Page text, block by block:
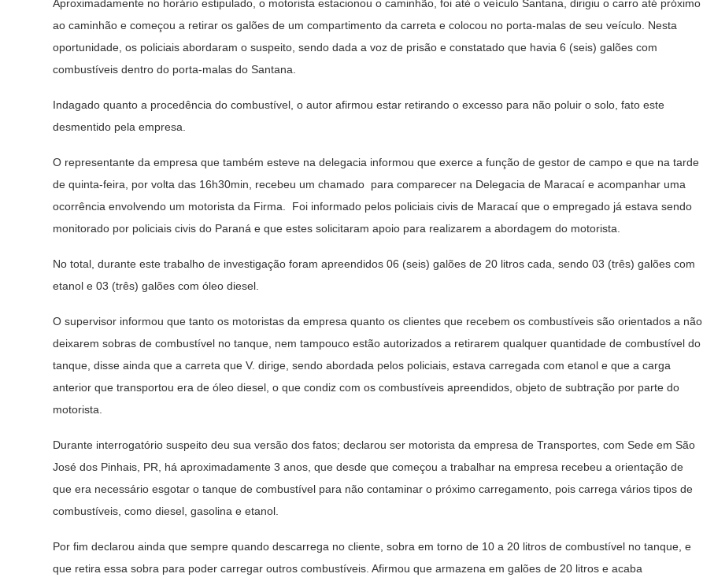
Aproximadamente no horário estipulado, o motorista estacionou o caminhão, foi até o veículo Santana, dirigiu o carro até próximo
ao caminhão e começou a retirar os galões de um compartimento da carreta e colocou no porta-malas de seu veículo. Nesta
oportunidade, os policiais abordaram o suspeito, sendo dada a voz de prisão e constatado que havia 6 (seis) galões com
combustíveis dentro do porta-malas do Santana.
Indagado quanto a procedência do combustível, o autor afirmou estar retirando o excesso para não poluir o solo, fato este
desmentido pela empresa.
O representante da empresa que também esteve na delegacia informou que exerce a função de gestor de campo e que na tarde
de quinta-feira, por volta das 16h30min, recebeu um chamado para comparecer na Delegacia de Maracaí e acompanhar uma
ocorrência envolvendo um motorista da Firma. Foi informado pelos policiais civis de Maracaí que o empregado já estava sendo
monitorado por policiais civis do Paraná e que estes solicitaram apoio para realizarem a abordagem do motorista.
No total, durante este trabalho de investigação foram apreendidos 06 (seis) galões de 20 litros cada, sendo 03 (três) galões com
etanol e 03 (três) galões com óleo diesel.
O supervisor informou que tanto os motoristas da empresa quanto os clientes que recebem os combustíveis são orientados a não
deixarem sobras de combustível no tanque, nem tampouco estão autorizados a retirarem qualquer quantidade de combustível do
tanque, disse ainda que a carreta que V. dirige, sendo abordada pelos policiais, estava carregada com etanol e que a carga
anterior que transportou era de óleo diesel, o que condiz com os combustíveis apreendidos, objeto de subtração por parte do
motorista.
Durante interrogatório suspeito deu sua versão dos fatos; declarou ser motorista da empresa de Transportes, com Sede em São
José dos Pinhais, PR, há aproximadamente 3 anos, que desde que começou a trabalhar na empresa recebeu a orientação de
que era necessário esgotar o tanque de combustível para não contaminar o próximo carregamento, pois carrega vários tipos de
combustíveis, como diesel, gasolina e etanol.
Por fim declarou ainda que sempre quando descarrega no cliente, sobra em torno de 10 a 20 litros de combustível no tanque, e
que retira essa sobra para poder carregar outros combustíveis. Afirmou que armazena em galões de 20 litros e acaba